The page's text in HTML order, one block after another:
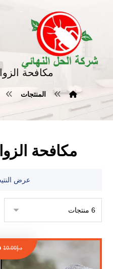
مكافحة
المنتجات
مكافحة
عرض
د.إ10.00